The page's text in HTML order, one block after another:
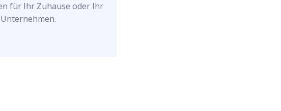
für Ihr Zuhause oder Ihr
Unternehmen.